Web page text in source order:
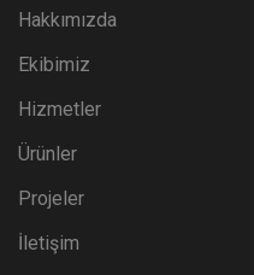
Hakkımızda
Ekibimiz
Hizmetler
Ürünler
Projeler
İletişim